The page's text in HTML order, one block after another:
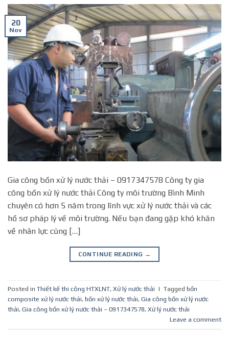
20
Nov
Gia công bồn xử lý nước thải – 0917347578 Công ty gia
công bồn xử lý nước thải Công ty môi trường Bình Minh
chuyên có hơn 5 năm trong lĩnh vực xử lý nước thải và các
hồ sơ pháp lý về môi trường. Nếu bạn đang gặp khó khăn
về nhân lực cũng […]
CONTINUE READING →
Posted in Thiết kế thi công HTXLNT, Xử lý nước thải | Tagged bồn
composite xử lý nước thải, bồn xử lý nước thải, Gia công bồn xử lý nước
thải, Gia công bồn xử lý nước thải – 0917347578, Xử lý nước thải
Leave a comment